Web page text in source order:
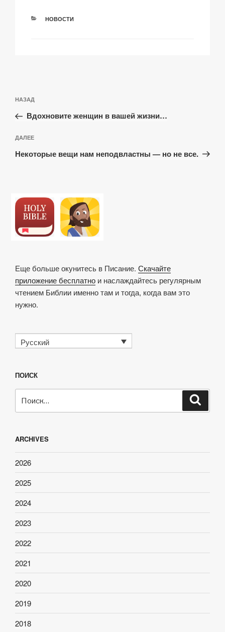
РУБРИКИ
НОВОСТИ
по
записям
Предыдущая
запись:
НАЗАД
Вдохновите женщин в вашей жизни…
Следующая
запись
ДАЛЕЕ
Некоторые вещи нам неподвластны — но не все.
Еще больше окунитесь в Писание. Скачайте
приложение бесплатно и наслаждайтесь регулярным
чтением Библии именно там и тогда, когда вам это
нужно.
Русский
ПОИСК
ARCHIVES
2026
2025
2024
2023
2022
2021
2020
2019
2018